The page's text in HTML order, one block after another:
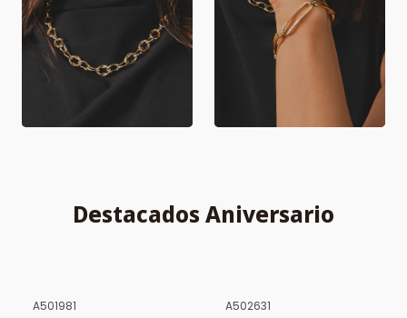
Destacados Aniversario
A501981 A502631